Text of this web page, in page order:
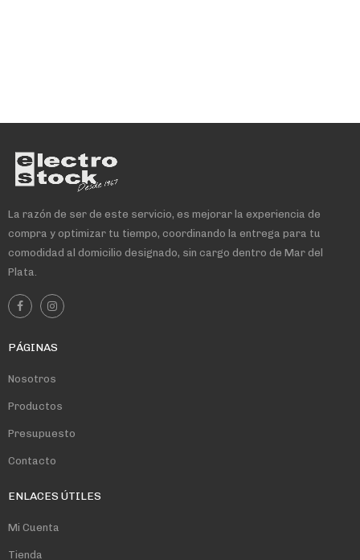
La razón de ser de este servicio, es mejorar la experiencia de
compra y optimizar tu tiempo, coordinando la entrega para tu
comodidad al domicilio designado, sin cargo dentro de Mar del
Plata.
PÁGINAS
Nosotros
Productos
Presupuesto
Contacto
ENLACES ÚTILES
Mi Cuenta
Tienda